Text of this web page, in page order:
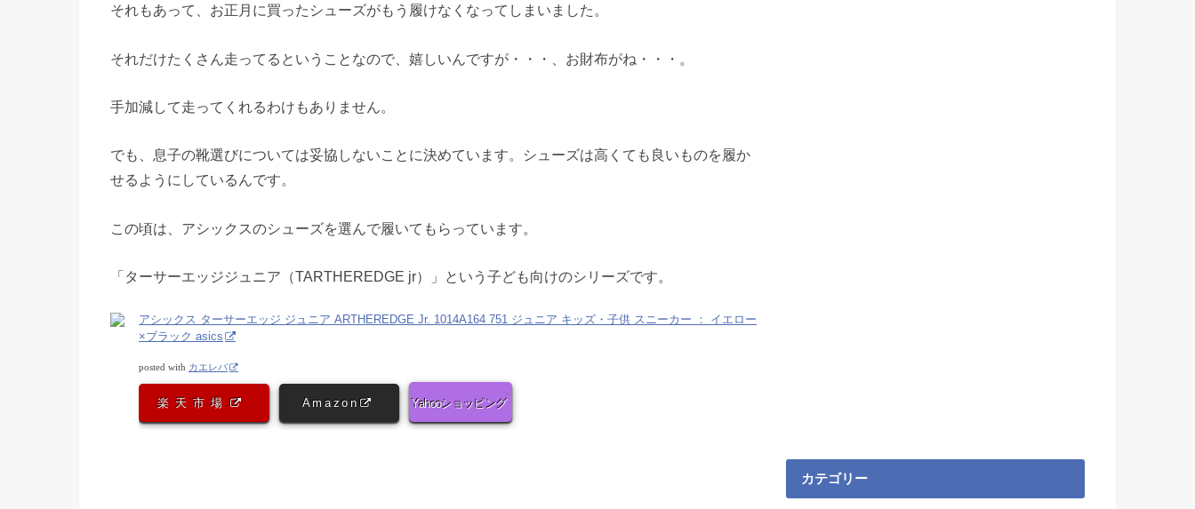
それもあって、お正月に買ったシューズがもう履けなくなってしまいました。
それだけたくさん走ってるということなので、嬉しいんですが・・・、お財布がね・・・。
手加減して走ってくれるわけもありません。
でも、息子の靴選びについては妥協しないことに決めています。シューズは高くても良いものを履か
せるようにしているんです。
この頃は、アシックスのシューズを選んで履いてもらっています。
「ターサーエッジジュニア（TARTHEREDGE jr）」という子ども向けのシリーズです。
アシックス ターサーエッジ ジュニア ARTHEREDGE Jr. 1014A164 751 ジュニア キッズ・子供 スニーカー ： イエロー
×ブラック asics
posted with カエレバ
楽天市場 Amazon Yahooショッピング
カテゴリー